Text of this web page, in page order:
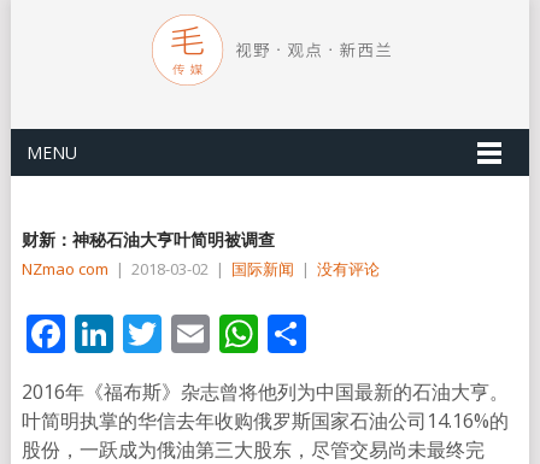
MENU
财新：神秘石油大亨叶简明被调查
NZmao com | 2018-03-02 | 国际新闻 | 没有评论
Facebook
LinkedIn
Twitter
EmailWhatsApp
分
享
2016年《福布斯》杂志曾将他列为中国最新的石油大亨。
叶简明执掌的华信去年收购俄罗斯国家石油公司14.16%的
股份，一跃成为俄油第三大股东，尽管交易尚未最终完